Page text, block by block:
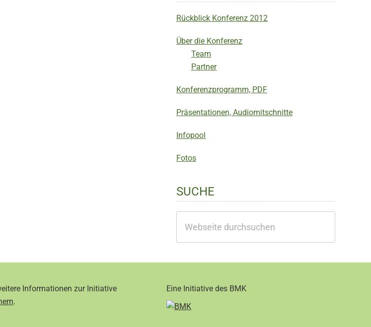
Rückblick Konferenz 2012
Über die Konferenz
Team
Partner
Konferenzprogramm, PDF
Präsentationen, Audiomitschnitte
Infopool
Fotos
SUCHE
durchsuchen
Informationen zur Initiative
.
Eine Initiative des BMK